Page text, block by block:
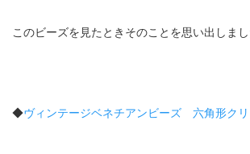
このビーズを見たときそのことを思い出しまし
◆ヴィンテージベネチアンビーズ 六角形ク